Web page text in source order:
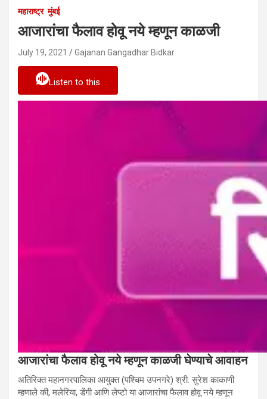
महाराष्ट्र मुंबई
आजारांचा फैलाव होवू नये म्हणून काळजी
July 19, 2021 Gajanan Gangadhar Bidkar
Listen to this
आजारांचा फैलाव होवू नये म्हणून काळजी घेण्याचे आवाहन
अतिरिक्‍त महानगरपालिका आयुक्‍त (पश्चिम उपनगरे) श्री. सुरेश काकाणी
म्‍हणाले की, मलेरिया, डेंगी आणि लेप्‍टो या आजारांचा फैलाव होवू नये म्‍हणून